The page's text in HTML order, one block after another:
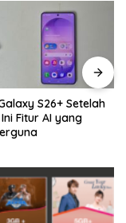
Review